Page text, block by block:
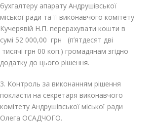
бухгалтеру апарату Андрушівської
міської ради та її виконавчого комітету
Кучерявій Н.П. перерахувати кошти в
сумі 52 000,00 грн (п’ятдесят дві
тисячі грн 00 коп.) громадянам згідно
додатку до цього рішення.
3. Контроль за виконанням рішення
покласти на секретаря виконавчого
комітету Андрушівської міської ради
Олега ОСАДЧОГО.